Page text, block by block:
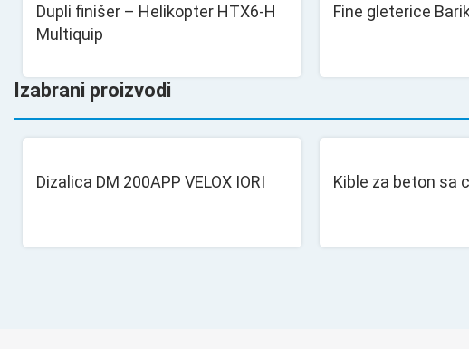
Dupli finišer – Helikopter HTX6-H
Multiquip
Fine gleterice
Izabrani proizvodi
Dizalica DM 200APP VELOX IORI Kible za beton sa